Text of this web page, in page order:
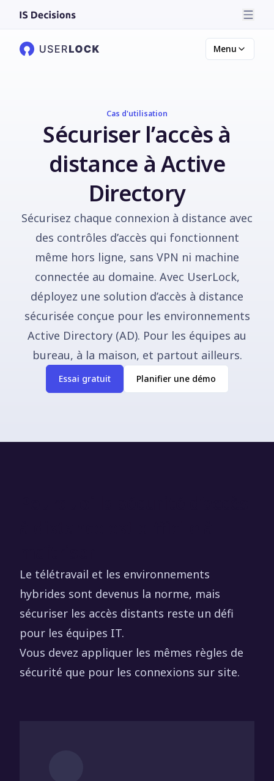
Menu
Cas d'utilisation
Sécuriser l’accès à
distance à Active
Directory
Sécurisez chaque connexion à distance avec
des contrôles d’accès qui fonctionnent
même hors ligne, sans VPN ni machine
connectée au domaine. Avec UserLock,
déployez une solution d’accès à distance
sécurisée conçue pour les environnements
Active Directory (AD). Pour les équipes au
bureau, à la maison, et partout ailleurs.
Essai gratuit Planifier une démo
Le télétravail et les environnements
hybrides sont devenus la norme, mais
sécuriser les accès distants reste un défi
pour les équipes IT.
Vous devez appliquer les mêmes règles de
sécurité que pour les connexions sur site.